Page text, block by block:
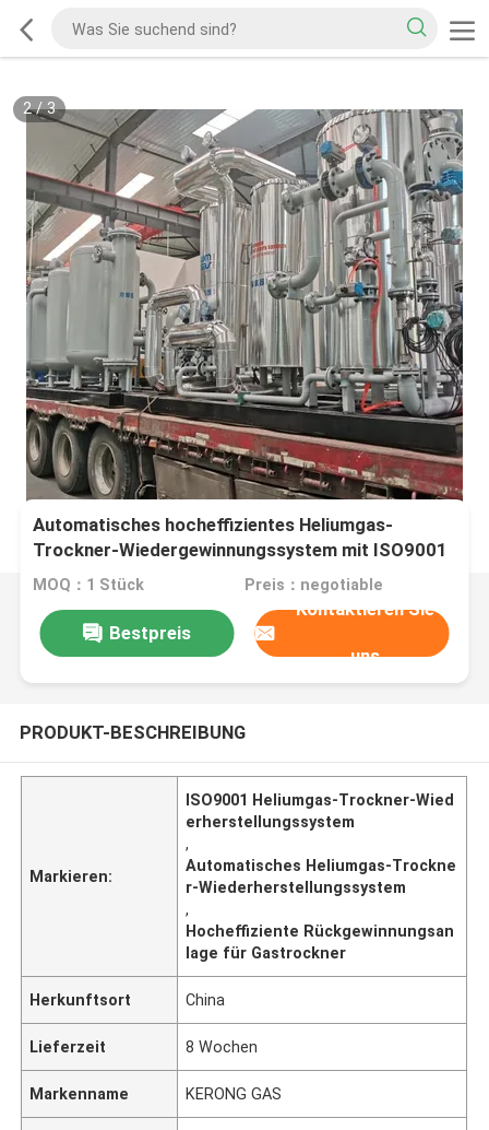
2/3
Automatisches hocheffizientes Heliumgas-
Trockner-Wiedergewinnungssystem mit ISO9001
MOQ：1 Stück Preis：negotiable
Bestpreis
Kontaktieren Sie
uns
PRODUKT-BESCHREIBUNG
Markieren:
ISO9001 Heliumgas-Trockner-Wied
erherstellungssystem
,
Automatisches Heliumgas-Trockne
r-Wiederherstellungssystem
,
Hocheffiziente Rückgewinnungsan
lage für Gastrockner
Herkunftsort China
Lieferzeit 8 Wochen
Markenname KERONG GAS